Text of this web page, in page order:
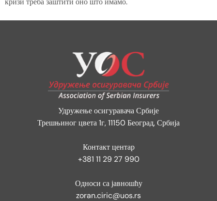
Удружење осигуравача Србије
Трешњиног цвета 1г, 11150 Београд, Србија
Контакт центар
+381 11 29 27 990
Односи са јавношћу
zoran.ciric@uos.rs